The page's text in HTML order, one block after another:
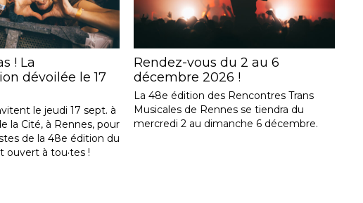
! La
dévoilée le 17
le jeudi 17 sept. à
la Cité, à Rennes, pour
de la 48e édition du
ouvert à tou·tes !
Rendez-vous du 2 au 6
décembre 2026 !
La 48e édition des Rencontres Trans
Musicales de Rennes se tiendra du
mercredi 2 au dimanche 6 décembre.